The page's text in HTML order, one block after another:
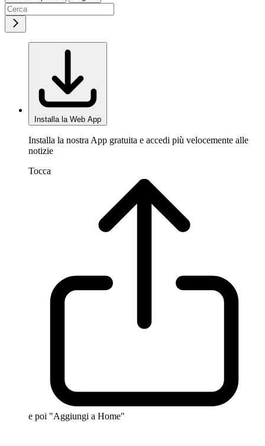
Installa la Web App
Installa la nostra App gratuita e accedi più velocemente alle
notizie
Tocca
e poi "Aggiungi a Home"